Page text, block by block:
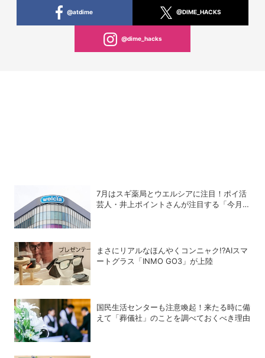
@atdime @DIME_HACKS
@dime_hacks
7月はスギ薬局とウエルシアに注目！ポイ活
芸人・井上ポイントさんが注目する「今月の
まさにリアルなほんやくコンニャク!?AIスマ
ートグラス「INMO GO3」が上陸
国民生活センターも注意喚起！来たる時に備
えて「葬儀社」のことを調べておくべき理由